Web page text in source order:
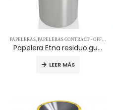
PAPELERAS, PAPELERAS CONTRACT - OFFICE
Papelera Etna residuo guantes
LEER MÁS